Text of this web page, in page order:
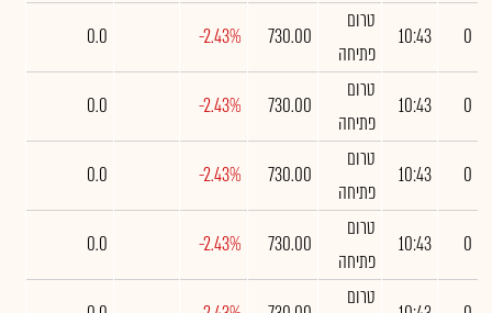
0
10:43
טרום
פתיחה
730.00
-2.43%
0.0
0
10:43
טרום
פתיחה
730.00
-2.43%
0.0
0
10:43
טרום
פתיחה
730.00
-2.43%
0.0
0
10:43
טרום
פתיחה
730.00
-2.43%
0.0
טרום